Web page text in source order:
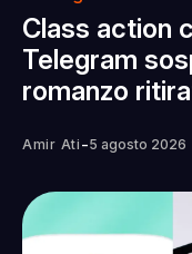
Class action
Telegram
romanzo
Amir Ati -5 agosto 2026